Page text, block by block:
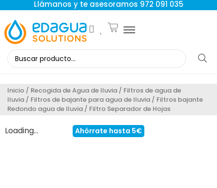
Llámanos y te asesoramos 972 091 035
Inicio / Recogida de Agua de lluvia / Filtros de agua de
lluvia / Filtros de bajante para agua de lluvia / Filtros bajante
Redondo agua de lluvia / Filtro Separador de Hojas
Ahórrate hasta 5€
Loading...